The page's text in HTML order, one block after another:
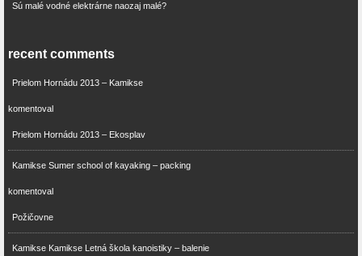
Sú malé vodné elektrárne naozaj malé?
recent comments
Prielom Hornádu 2013 – Kamikse
komentoval
Prielom Hornádu 2013 – Ekosplav
Kamikse Sumer school of kayaking – packing
komentoval
Požičovne
Kamikse Kamikse Letná škola kanoistiky – balenie